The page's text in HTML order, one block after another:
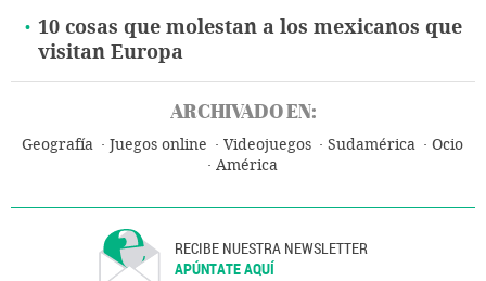
10 cosas que molestan a los mexicanos que
visitan Europa
ARCHIVADO EN:
Geografía Juegos online Videojuegos Sudamérica
Ocio
América
RECIBE NUESTRA NEWSLETTER
APÚNTATE AQUÍ